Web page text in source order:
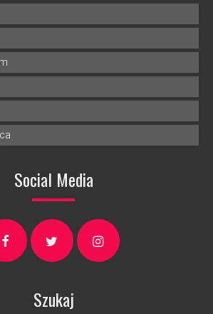
Social Media
Szukaj